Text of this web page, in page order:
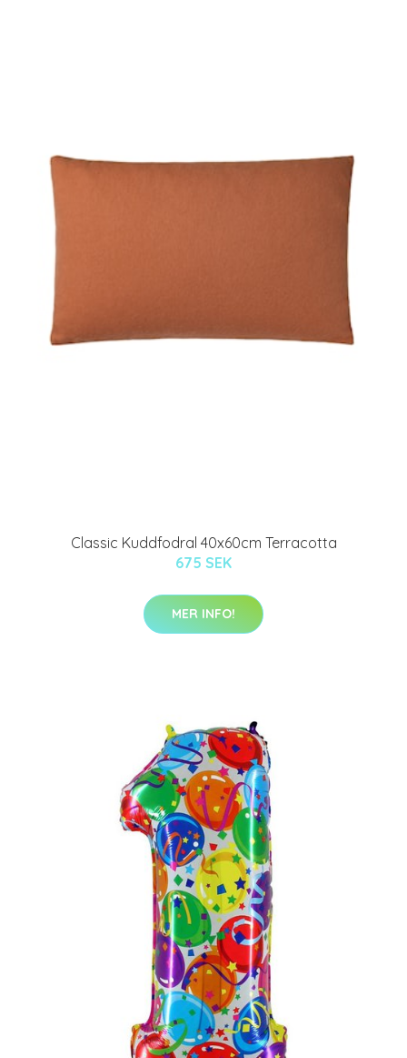
Classic Kuddfodral 40x60cm Terracotta
675 SEK
MER INFO!